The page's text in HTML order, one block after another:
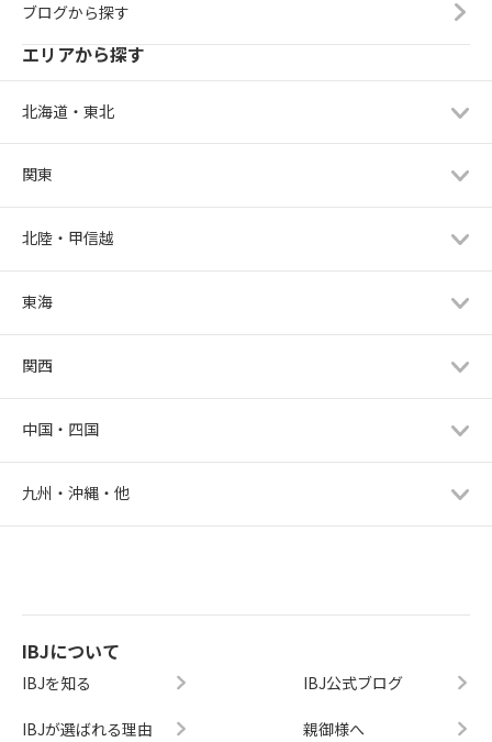
ブログから探す
エリアから探す
北海道・東北
関東
北陸・甲信越
東海
関西
中国・四国
九州・沖縄・他
IBJについて
IBJを知る
IBJが選ばれる理由
IBJ公式ブログ
親御様へ